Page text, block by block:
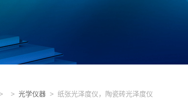
> 光学仪器 > 纸张光泽度仪，陶瓷砖光泽度仪